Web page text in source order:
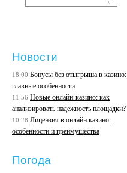
Новости
18:00 Бонусы без отыгрыша в казино:
главные особенности
11:56 Новые онлайн-казино: как
анализировать надежность площадки?
10:28 Лицензия в онлайн казино:
особенности и преимущества
Погода